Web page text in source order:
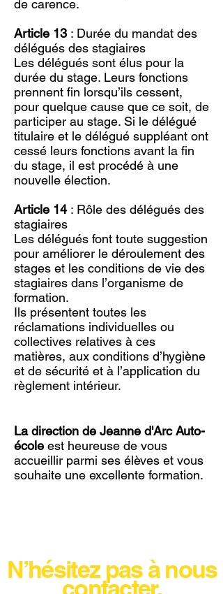
de carence.
Article 13: Durée du mandat des
délégués des stagiaires
Les délégués sont élus pour la
durée du stage. Leurs fonctions
prennent fin lorsqu’ils cessent,
pour quelque cause que ce soit, de
participer au stage. Si le délégué
titulaire et le délégué suppléant ont
cessé leurs fonctions avant la fin
du stage, il est procédé à une
nouvelle élection.
Article 14: Rôle des délégués des
stagiaires
Les délégués font toute suggestion
pour améliorer le déroulement des
stages et les conditions de vie des
stagiaires dans l’organisme de
formation.
Ils présentent toutes les
réclamations individuelles ou
collectives relatives à ces
matières, aux conditions d’hygiène
et de sécurité et à l’application du
règlement intérieur.
La direction de Jeanne d'Arc Auto-
école est heureuse de vous
accueillir parmi ses élèves et vous
souhaite une excellente formation.
N’hésitez pas à nous
contacter.